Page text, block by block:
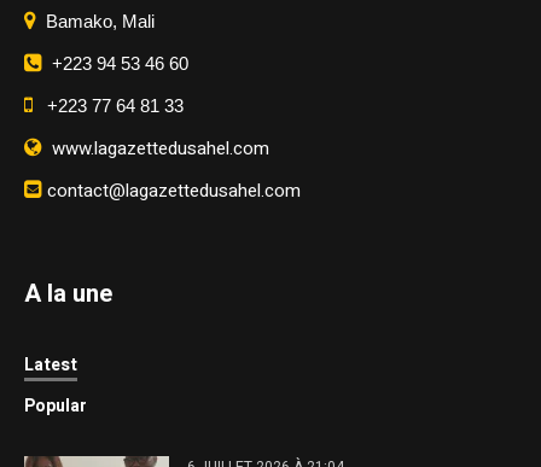
Bamako, Mali
+223 94 53 46 60
+223 77 64 81 33
www.lagazettedusahel.com
contact@lagazettedusahel.com
A la une
Latest
Popular